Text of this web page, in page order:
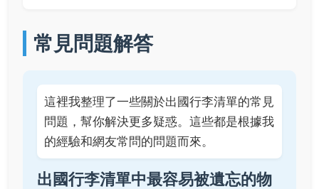
常見問題解答
這裡我整理了一些關於出國行李清單的常見
問題，幫你解決更多疑惑。這些都是根據我
的經驗和網友常問的問題而來。
出國行李清單中最容易被遺忘的物